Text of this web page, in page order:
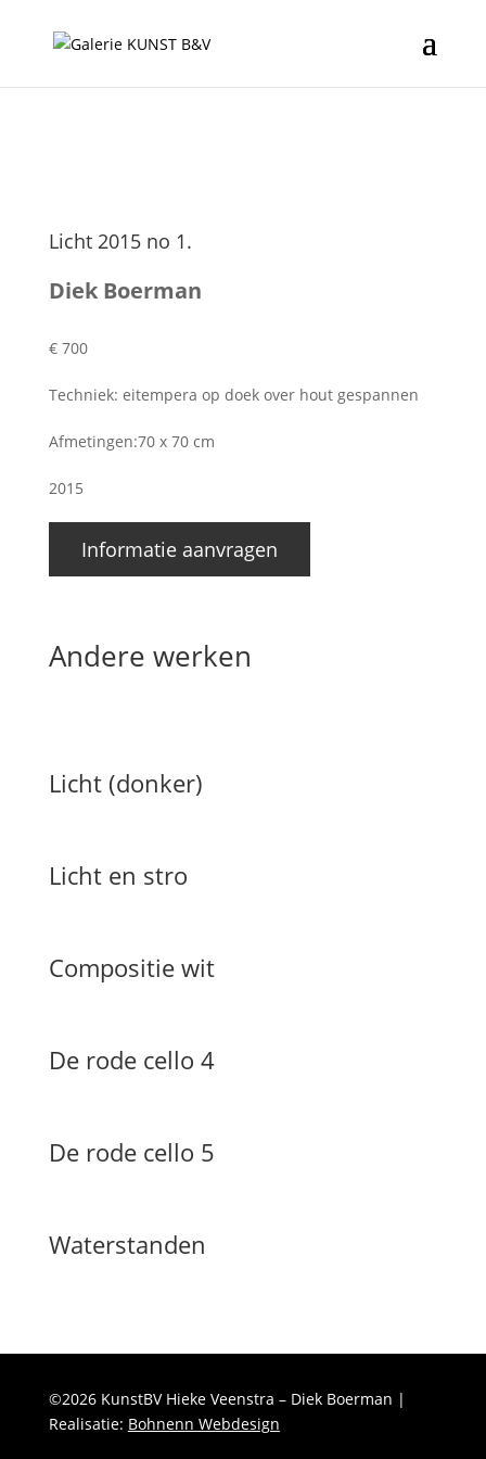
Licht 2015 no 1.
Diek Boerman
€ 700
Techniek: eitempera op doek over hout gespannen
Afmetingen:70 x 70 cm
2015
Informatie aanvragen
Andere werken
Licht (donker)
Licht en stro
Compositie wit
De rode cello 4
De rode cello 5
Waterstanden
©2026 KunstBV Hieke Veenstra – Diek Boerman |
Realisatie: Bohnenn Webdesign